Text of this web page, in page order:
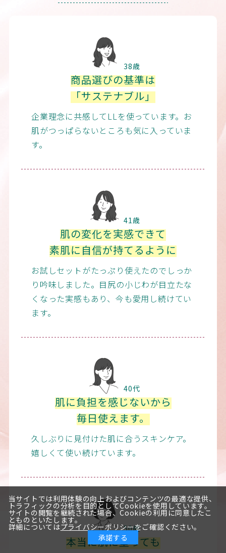
38歳
商品選びの基準は
「サステナブル」
企業理念に共感してLLを使っています。お
肌がつっぱらないところも気に入っていま
す。
41歳
肌の変化を実感できて
素肌に自信が持てるように
お試しセットがたっぷり使えたのでしっか
り吟味しました。目尻の小じわが目立たな
くなった実感もあり、今も愛用し続けてい
ます。
40代
肌に負担を感じないから
毎日使えます。
久しぶりに見付けた肌に合うスキンケア。
嬉しくて使い続けています。
50歳
本当に肌に塗っても
当サイトでは利用体験の向上およびコンテンツの最適な提供、
トラフィックの分析を目的としてCookieを使用しています。
サイトの閲覧を継続された場合、Cookieの利用に同意したこ
とものといたします。
詳細についてはプライバシーポリシーをご確認ください。
承諾する